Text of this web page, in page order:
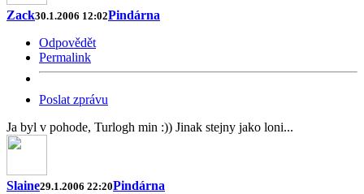
Zack30.1.2006 12:02Pindárna
Odpovědět
Permalink
Poslat zprávu
Ja byl v pohode, Turlogh min :)) Jinak stejny jako loni...
Slaine29.1.2006 22:20Pindárna